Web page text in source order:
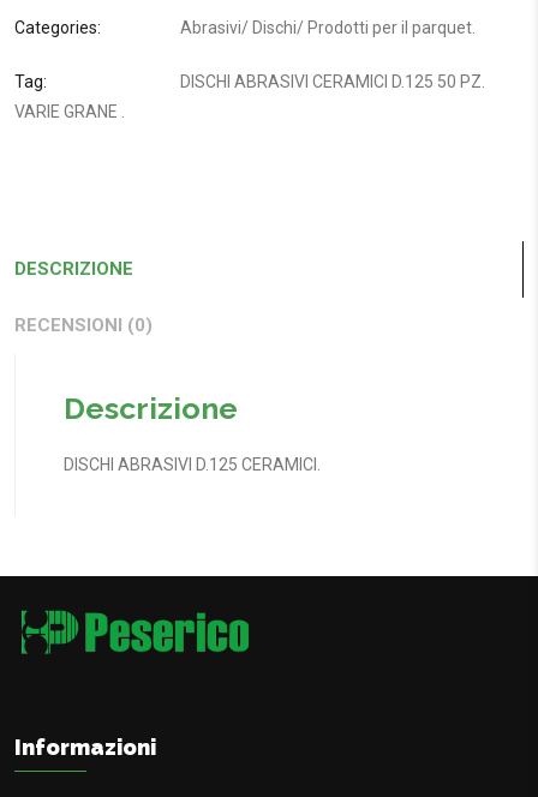
Categories: Abrasivi/ Dischi/ Prodotti per il parquet
Tag:
DISCHI ABRASIVI CERAMICI D.125 50 PZ.
VARIE GRANE
DESCRIZIONE
RECENSIONI (0)
Descrizione
DISCHI ABRASIVI D.125 CERAMICI.
Informazioni